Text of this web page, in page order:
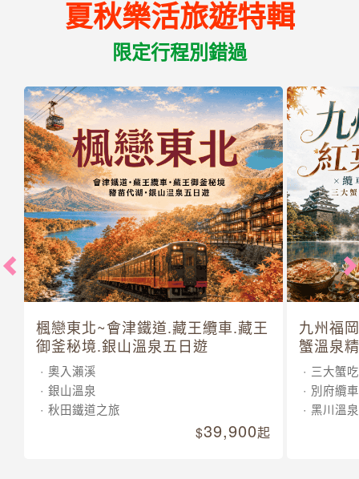
夏秋樂活旅遊特輯
限定行程別錯過
楓戀東北~會津鐵道.藏王纜車.藏王
御釜秘境.銀山溫泉五日遊
奧入瀨溪
銀山溫泉
秋田鐵道之旅
39,900起
九州福
蟹溫泉
三大蟹
別府纜車
黑川溫泉